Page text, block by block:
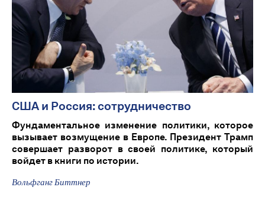
США и Россия: сотрудничество
Фундаментальное изменение политики, которое
вызывает возмущение в Европе. Президент Трамп
совершает разворот в своей политике, который
войдет в книги по истории.
Вольфганг Биттнер